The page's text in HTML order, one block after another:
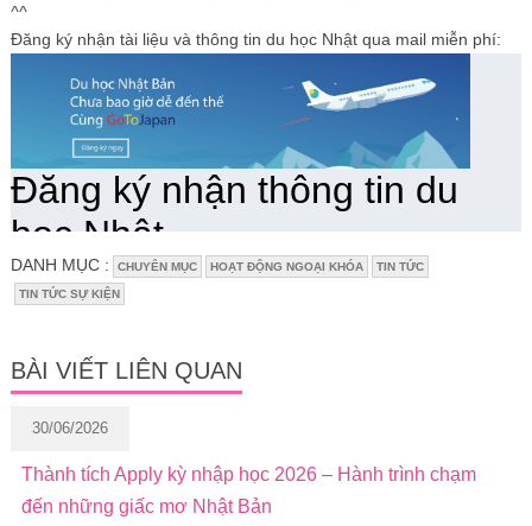
^^
Đăng ký nhận tài liệu và thông tin du học Nhật qua mail miễn phí:
DANH MỤC : CHUYÊN MỤC HOẠT ĐỘNG NGOẠI KHÓA TIN TỨC
TIN TỨC SỰ KIỆN
BÀI VIẾT LIÊN QUAN
30/06/2026
Thành tích Apply kỳ nhập học 2026 – Hành trình chạm
đến những giấc mơ Nhật Bản